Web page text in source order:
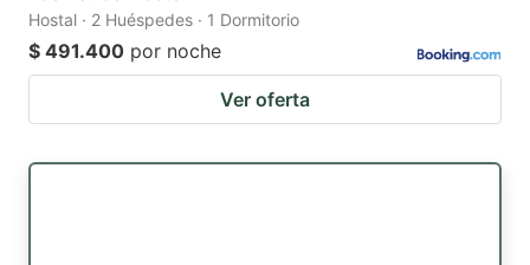
Hostal · 2 Huéspedes · 1 Dormitorio
$ 491.400 por noche
Ver oferta